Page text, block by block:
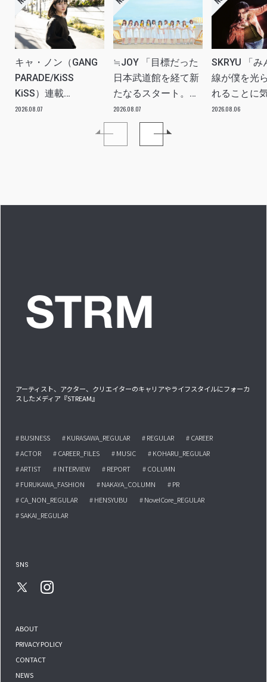
キャ・ノン（GANG
PARADE/KiSS
KiSS）連載
vol.113「読者からの
質問”のんちゃんはラ
2026.08.07
≒JOY 「目標だった
日本武道館を経て新
たなるスタート。
≒JOYにしかない魅
力を磨いていきた
2026.08.07
SKRYU 「み
線が僕を光
れることに
た」
2026.08.06
アーティスト、アクター、クリエイターのキャリアやライフスタイルにフォーカ
スしたメディア『STREAM』
# BUSINESS # KURASAWA_REGULAR # REGULAR
# CAREER
# ACTOR
# CAREER_FILES # MUSIC
# KOHARU_REGULAR
# ARTIST
# INTERVIEW # REPORT
# COLUMN
# FURUKAWA_FASHION
# NAKAYA_COLUMN
# PR
# CA_NON_REGULAR
# HENSYUBU
# NovelCore_REGULAR
# SAKAI_REGULAR
SNS
ABOUT
PRIVACY POLICY
CONTACT
NEWS